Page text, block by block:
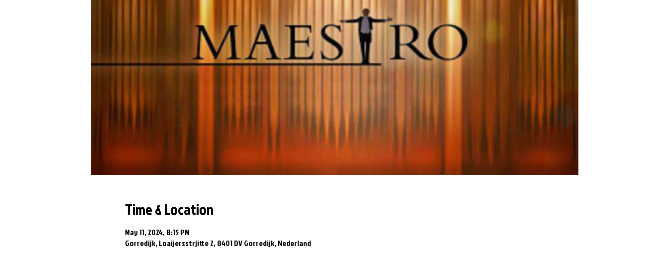
Time & Location
May 11, 2024, 8:15 PM
Gorredijk, Loaijersstrjitte 2, 8401 DV Gorredijk, Nederland